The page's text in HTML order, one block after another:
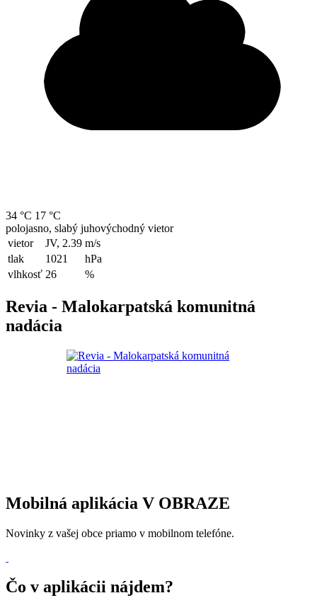
34 °C 17 °C
polojasno, slabý juhovýchodný vietor
vietor
JV, 2.39 m/s
tlak
1021
hPa
vlhkosť 26 %
Revia - Malokarpatská komunitná
nadácia
Mobilná aplikácia V OBRAZE
Novinky z vašej obce priamo v mobilnom telefóne.
Čo v aplikácii nájdem?